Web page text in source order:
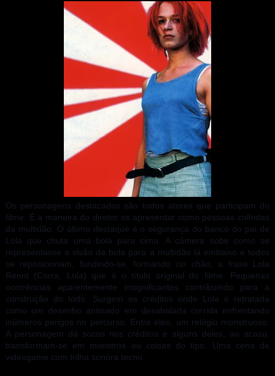
Os personagens destacados são todos atores que participam do
filme. É a maneira do diretor os apresentar como pessoas colhidas
da multidão. O último destaque é o segurança do banco do pai de
Lola que chuta uma bola para cima. A câmera sobe como se
representasse a visão da bola para a multidão lá embaixo e todos
se reposicionam, fundindo-se, formando no chão, a frase Lola
Rennt (Corra, Lola) que é o título original do filme. Pequenas
ocorrências aparentemente insignificantes contribuindo para a
construção do todo. Surgem os créditos onde Lola é retratada
como um desenho animado em desabalada corrida enfrentando
inúmeros perigos no percurso. Entre eles, um relógio monstruoso.
A personagem dá socos nos créditos e alguns deles, ao acaso,
transformam-se em monstros ou coisas do tipo. Uma cena de
videogame com trilha sonora tecno.